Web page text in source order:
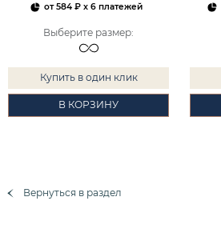
от584 ₽ x 6 платежей
Выберите размер:
Купить в один клик
В КОРЗИНУ
Вернуться в раздел